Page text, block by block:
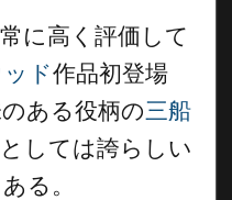
に高く評価して
ド作品初登場
ある役柄の三船
しては誇らしい
る。